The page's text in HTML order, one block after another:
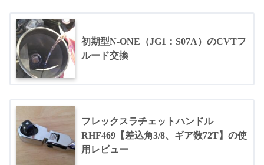
初期型N-ONE（JG1：S07A）のCVTフ
ルード交換
フレックスラチェットハンドル
RHF469【差込角3/8、ギア数72T】の使
用レビュー